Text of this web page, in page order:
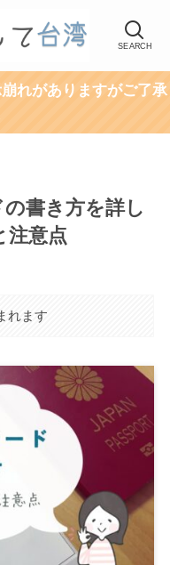
SEARCH
れがありますがご了承
の書き方を詳し
注意点
れます